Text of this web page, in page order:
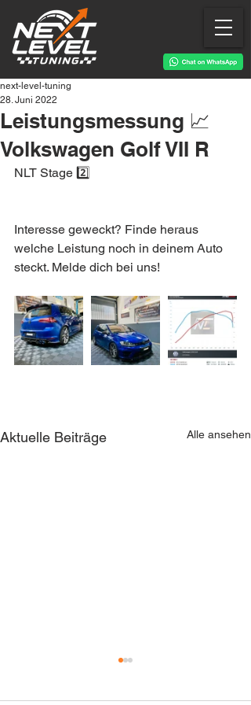
Leistungsmessung 📈
Volkswagen Golf VII R
next-level-tuning
28. Juni 2022
NLT Stage 2️⃣
Interesse geweckt? Finde heraus
welche Leistung noch in deinem Auto
steckt. Melde dich bei uns!
Aktuelle Beiträge Alle ansehen